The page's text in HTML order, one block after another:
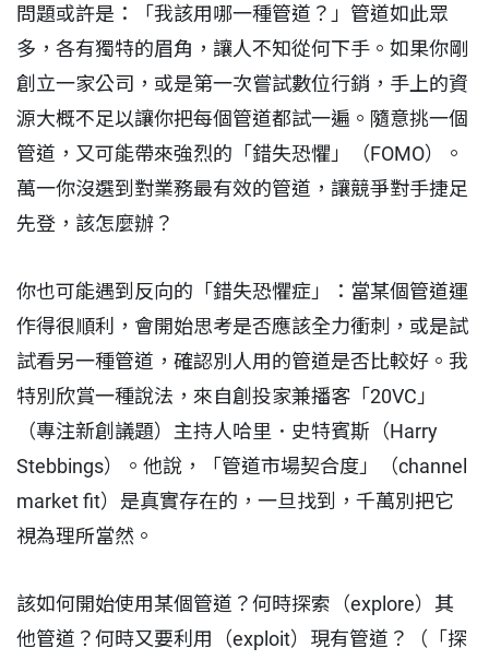
問題或許是：「我該用哪一種管道？」管道如此眾
多，各有獨特的眉角，讓人不知從何下手。如果你剛
創立一家公司，或是第一次嘗試數位行銷，手上的資
源大概不足以讓你把每個管道都試一遍。隨意挑一個
管道，又可能帶來強烈的「錯失恐懼」（FOMO）。
萬一你沒選到對業務最有效的管道，讓競爭對手捷足
先登，該怎麼辦？
你也可能遇到反向的「錯失恐懼症」：當某個管道運
作得很順利，會開始思考是否應該全力衝刺，或是試
試看另一種管道，確認別人用的管道是否比較好。我
特別欣賞一種說法，來自創投家兼播客「20VC」
（專注新創議題）主持人哈里．史特賓斯（Harry
Stebbings）。他說，「管道市場契合度」（channel
market fit）是真實存在的，一旦找到，千萬別把它
視為理所當然。
該如何開始使用某個管道？何時探索（explore）其
他管道？何時又要利用（exploit）現有管道？（「探